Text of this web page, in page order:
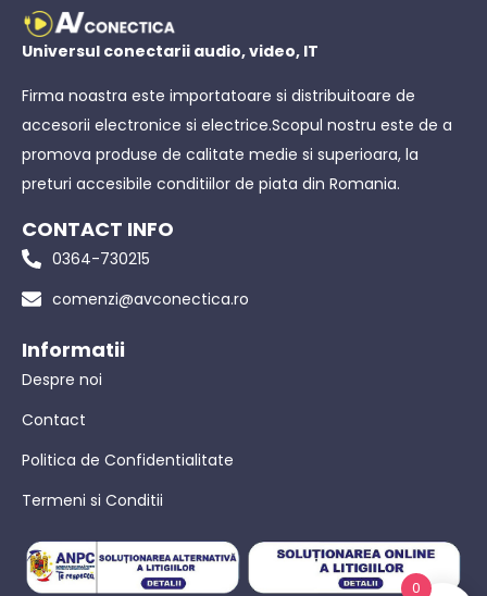
Universul conectarii audio, video, IT
Firma noastra este importatoare si distribuitoare de
accesorii electronice si electrice.Scopul nostru este de a
promova produse de calitate medie si superioara, la
preturi accesibile conditiilor de piata din Romania.
CONTACT INFO
0364-730215
comenzi@avconectica.ro
Informatii
Despre noi
Contact
Politica de Confidentialitate
Termeni si Conditii
0